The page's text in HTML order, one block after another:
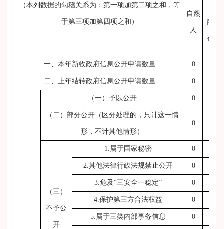
（本列数据的勾稽关系为：第一项加第二项之和，等
于第三项加第四项之和）
自然
人
商业
企业
一、本年新收政府信息公开申请数量 0
二、上年结转政府信息公开申请数量 0
（一）予以公开 0
（二）部分公开（区分处理的，只计这一情
形，不计其他情形）
0
（三）
不予公
开
1.属于国家秘密 0
2.其他法律行政法规禁止公开 0
3.危及“三安全一稳定” 0
4.保护第三方合法权益 0
5.属于三类内部事务信息 0